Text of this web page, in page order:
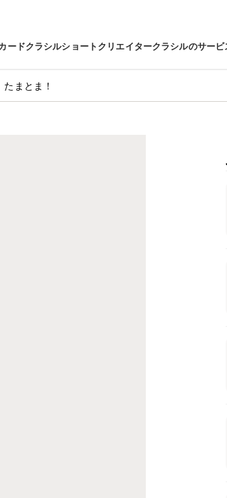
ードクラシルショートクリエイタークラシルのサービ
まとま！